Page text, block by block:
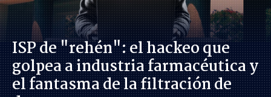
ISP de "rehén": el hackeo que
golpea a industria farmacéutica y
el fantasma de la filtración de